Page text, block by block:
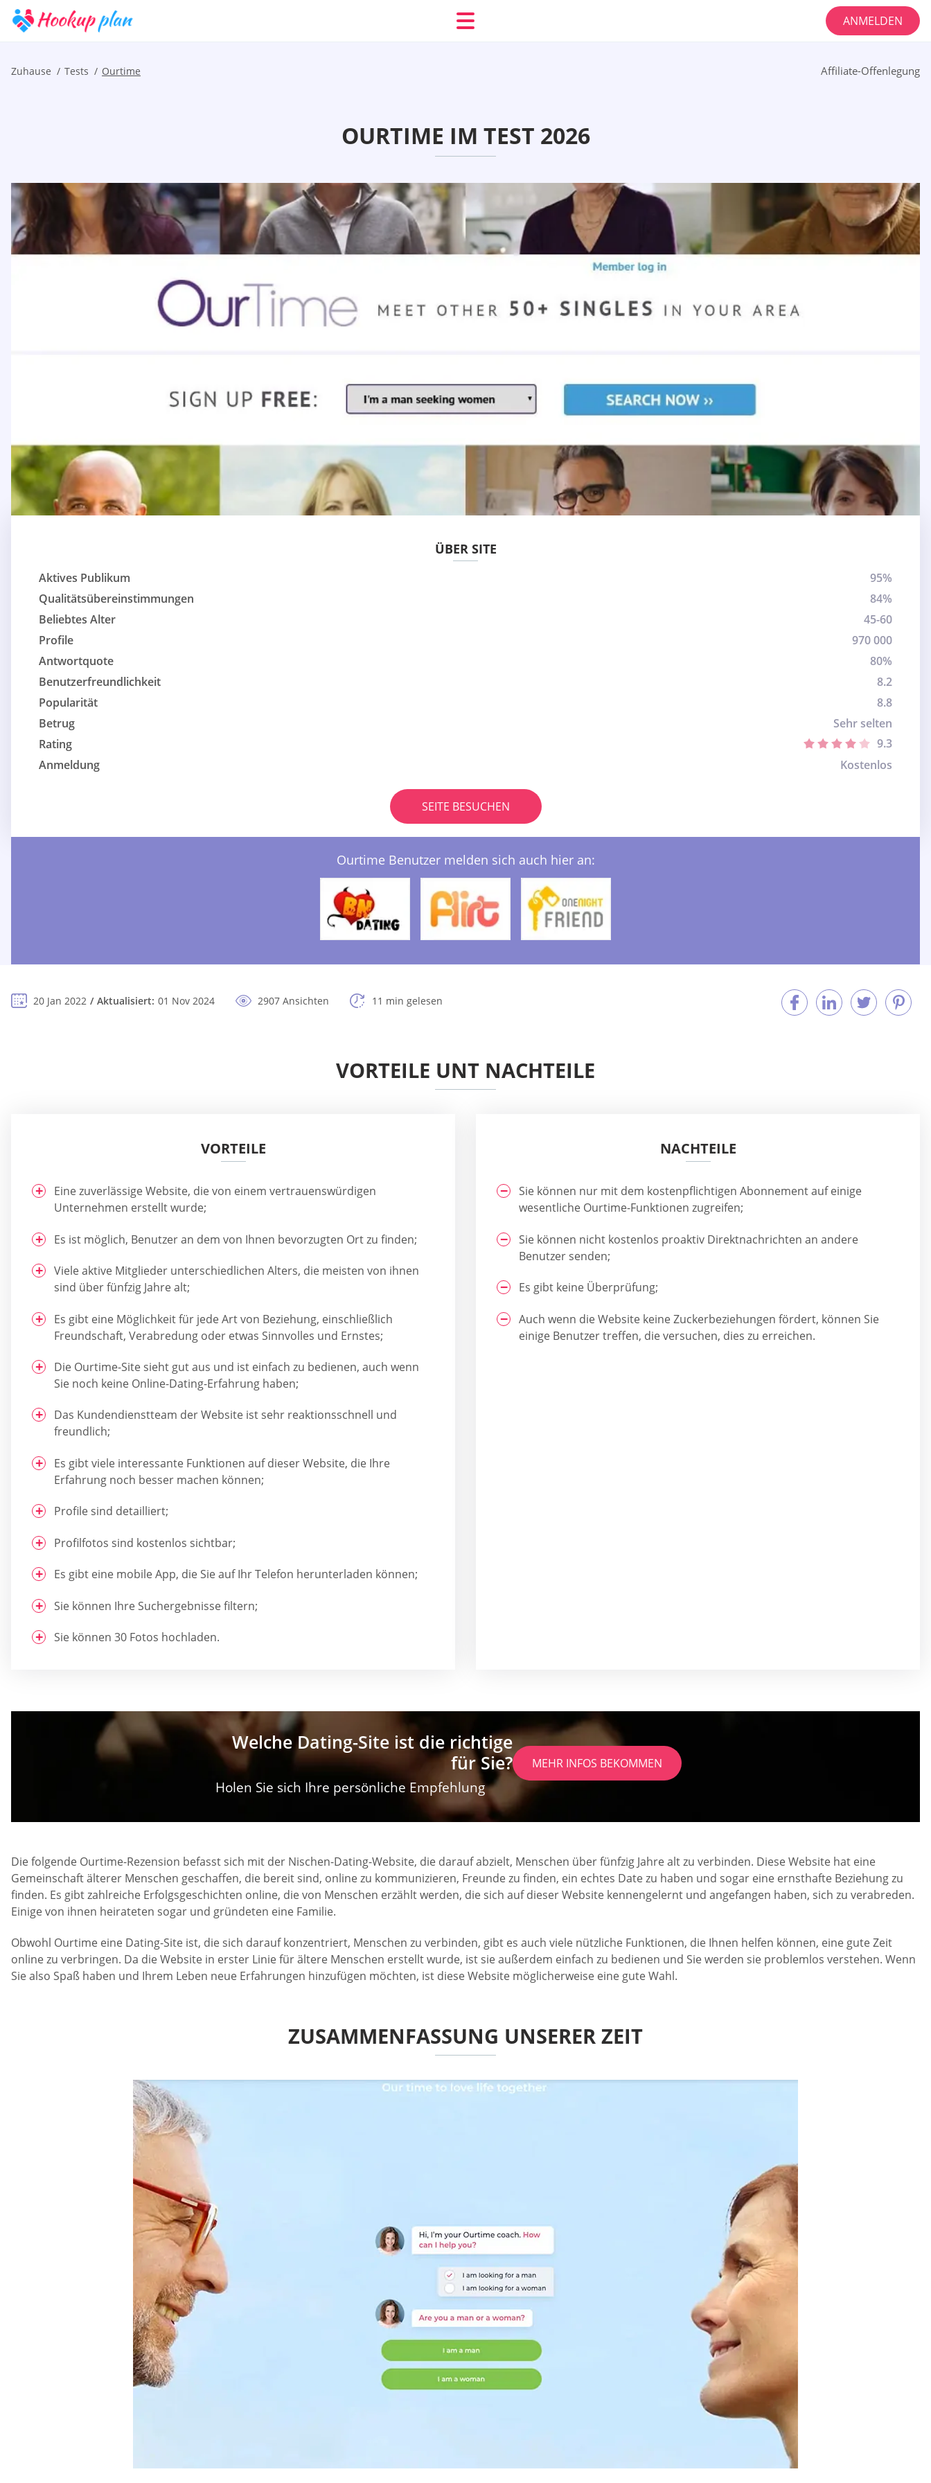
ANMELDEN
Zuhause Tests Ourtime Affiliate-Offenlegung
OURTIME IM TEST 2026
ÜBER SITE
Aktives Publikum
95%
Qualitätsübereinstimmungen
84%
Beliebtes Alter
45-60
Profile
970 000
Antwortquote
80%
Benutzerfreundlichkeit
8.2
Popularität
8.8
Betrug
Sehr selten
Rating
9.3
Anmeldung
Kostenlos
SEITE BESUCHEN
Ourtime Benutzer melden sich auch hier an:
20 Jan 2022 Aktualisiert: 01 Nov 2024 2907 Ansichten 11 min gelesen
VORTEILE UNT NACHTEILE
VORTEILE
Eine zuverlässige Website, die von einem vertrauenswürdigen
Unternehmen erstellt wurde;
Es ist möglich, Benutzer an dem von Ihnen bevorzugten Ort zu finden;
Viele aktive Mitglieder unterschiedlichen Alters, die meisten von ihnen
sind über fünfzig Jahre alt;
Es gibt eine Möglichkeit für jede Art von Beziehung, einschließlich
Freundschaft, Verabredung oder etwas Sinnvolles und Ernstes;
Die Ourtime-Site sieht gut aus und ist einfach zu bedienen, auch wenn
Sie noch keine Online-Dating-Erfahrung haben;
Das Kundendienstteam der Website ist sehr reaktionsschnell und
freundlich;
Es gibt viele interessante Funktionen auf dieser Website, die Ihre
Erfahrung noch besser machen können;
Profile sind detailliert;
Profilfotos sind kostenlos sichtbar;
Es gibt eine mobile App, die Sie auf Ihr Telefon herunterladen können;
Sie können Ihre Suchergebnisse filtern;
Sie können 30 Fotos hochladen.
NACHTEILE
Sie können nur mit dem kostenpflichtigen Abonnement auf einige
wesentliche Ourtime-Funktionen zugreifen;
Sie können nicht kostenlos proaktiv Direktnachrichten an andere
Benutzer senden;
Es gibt keine Überprüfung;
Auch wenn die Website keine Zuckerbeziehungen fördert, können Sie
einige Benutzer treffen, die versuchen, dies zu erreichen.
Welche Dating-Site ist die richtige
für Sie?
Holen Sie sich Ihre persönliche Empfehlung
MEHR INFOS BEKOMMEN
Die folgende Ourtime-Rezension befasst sich mit der Nischen-Dating-Website, die darauf abzielt, Menschen über fünfzig Jahre alt zu verbinden. Diese Website hat eine
Gemeinschaft älterer Menschen geschaffen, die bereit sind, online zu kommunizieren, Freunde zu finden, ein echtes Date zu haben und sogar eine ernsthafte Beziehung zu
finden. Es gibt zahlreiche Erfolgsgeschichten online, die von Menschen erzählt werden, die sich auf dieser Website kennengelernt und angefangen haben, sich zu verabreden.
Einige von ihnen heirateten sogar und gründeten eine Familie.
Obwohl Ourtime eine Dating-Site ist, die sich darauf konzentriert, Menschen zu verbinden, gibt es auch viele nützliche Funktionen, die Ihnen helfen können, eine gute Zeit
online zu verbringen. Da die Website in erster Linie für ältere Menschen erstellt wurde, ist sie außerdem einfach zu bedienen und Sie werden sie problemlos verstehen. Wenn
Sie also Spaß haben und Ihrem Leben neue Erfahrungen hinzufügen möchten, ist diese Website möglicherweise eine gute Wahl.
ZUSAMMENFASSUNG UNSERER ZEIT